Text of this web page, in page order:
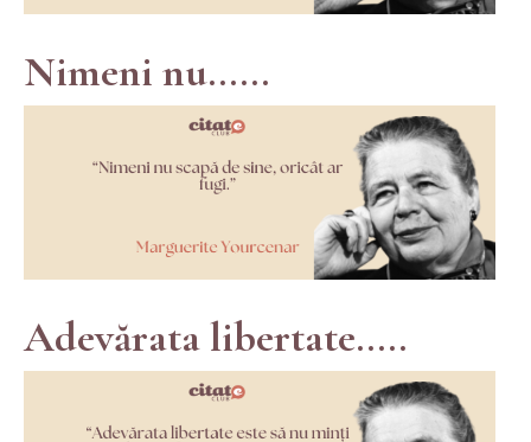
Nimeni nu......
Adevărata libertate.....